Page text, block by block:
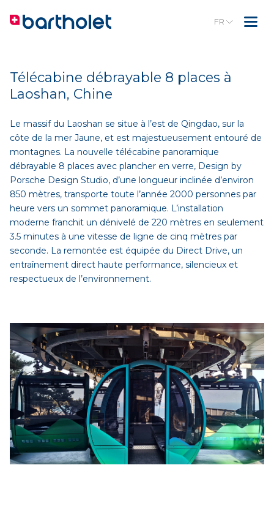
FR
Télécabine débrayable 8 places à
Laoshan, Chine
Le massif du Laoshan se situe à l’est de Qingdao, sur la
côte de la mer Jaune, et est majestueusement entouré de
montagnes. La nouvelle télécabine panoramique
débrayable 8 places avec plancher en verre, Design by
Porsche Design Studio, d’une longueur inclinée d’environ
850 mètres, transporte toute l’année 2000 personnes par
heure vers un sommet panoramique. L’installation
moderne franchit un dénivelé de 220 mètres en seulement
3.5 minutes à une vitesse de ligne de cinq mètres par
seconde. La remontée est équipée du Direct Drive, un
entraînement direct haute performance, silencieux et
respectueux de l’environnement.